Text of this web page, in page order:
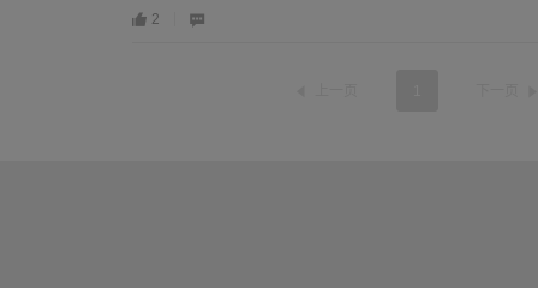
2